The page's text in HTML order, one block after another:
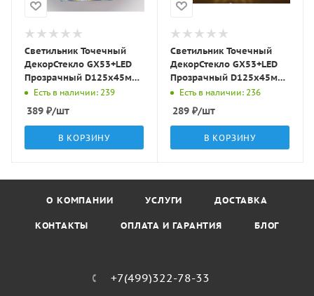
Светильник Точечный
ДекорСтекло GX53+LED
Прозрачный D125х45мм
IP20 GX002L LBT
Есть в наличии: 239
389 ₽/шт
В КОРЗИНУ
Светильник Точечный
ДекорСтекло GX53+LED
Прозрачный D125х45мм
IP20 KG5340L-1 LBT
Есть в наличии: 236
289 ₽/шт
В КОРЗИНУ
О КОМПАНИИ УСЛУГИ ДОСТАВКА
КОНТАКТЫ ОПЛАТА И ГАРАНТИЯ БЛОГ
+7(499)322-78-33